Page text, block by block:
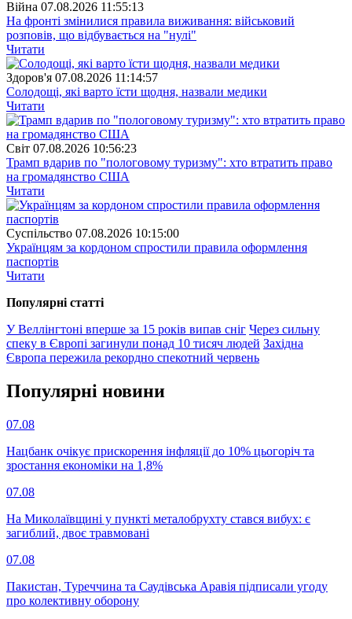
Війна 07.08.2026 11:55:13
На фронті змінилися правила виживання: військовий
розповів, що відбувається на "нулі"
Читати
Здоров'я 07.08.2026 11:14:57
Солодощі, які варто їсти щодня, назвали медики
Читати
Свiт 07.08.2026 10:56:23
Трамп вдарив по "пологовому туризму": хто втратить право
на громадянство США
Читати
Суспiльство 07.08.2026 10:15:00
Українцям за кордоном спростили правила оформлення
паспортів
Читати
Популярнi статтi
У Веллінгтоні вперше за 15 років випав сніг Через сильну
спеку в Європі загинули понад 10 тисяч людей Західна
Європа пережила рекордно спекотний червень
Популярнi новини
07.08
Нацбанк очікує прискорення інфляції до 10% цьогоріч та
зростання економіки на 1,8%
07.08
На Миколаївщині у пункті металобрухту стався вибух: є
загиблий, двоє травмовані
07.08
Пакистан, Туреччина та Саудівська Аравія підписали угоду
про колективну оборону